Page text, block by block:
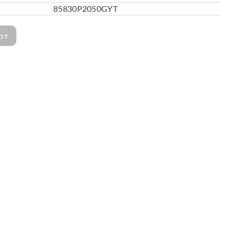
85830P2050GYT